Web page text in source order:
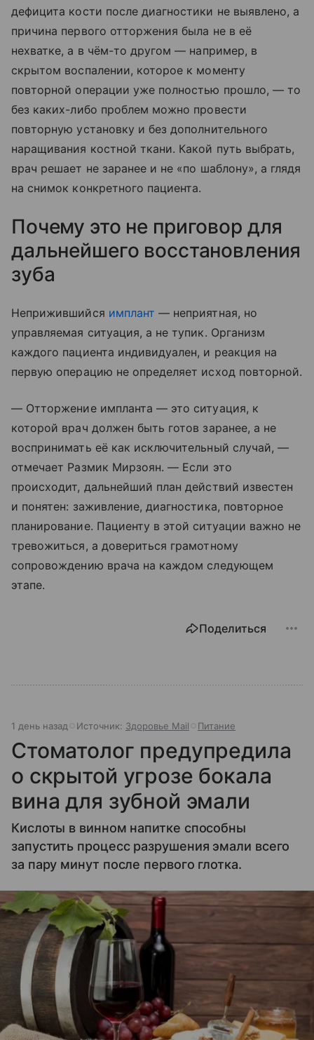
дефицита кости после диагностики не выявлено, а
причина первого отторжения была не в её
нехватке, а в чём-то другом — например, в
скрытом воспалении, которое к моменту
повторной операции уже полностью прошло, — то
без каких-либо проблем можно провести
повторную установку и без дополнительного
наращивания костной ткани. Какой путь выбрать,
врач решает не заранее и не «по шаблону», а глядя
на снимок конкретного пациента.
Почему это не приговор для
дальнейшего восстановления
зуба
Неприжившийся имплант — неприятная, но
управляемая ситуация, а не тупик. Организм
каждого пациента индивидуален, и реакция на
первую операцию не определяет исход повторной.
— Отторжение импланта — это ситуация, к
которой врач должен быть готов заранее, а не
воспринимать её как исключительный случай, —
отмечает Размик Мирзоян. — Если это
происходит, дальнейший план действий известен
и понятен: заживление, диагностика, повторное
планирование. Пациенту в этой ситуации важно не
тревожиться, а довериться грамотному
сопровождению врача на каждом следующем
этапе.
Поделиться
1 день назад Источник: Здоровье Mail Питание
Стоматолог предупредила
о скрытой угрозе бокала
вина для зубной эмали
Кислоты в винном напитке способны
запустить процесс разрушения эмали всего
за пару минут после первого глотка.